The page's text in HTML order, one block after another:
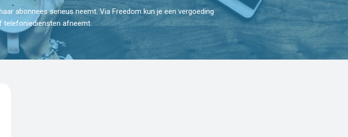
abonnees serieus neemt. Via Freedom kun je een vergoeding
telefoniediensten afneemt.